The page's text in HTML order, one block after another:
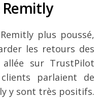
Remitly
plus poussé,
les retours des
sur TrustPilot
parlaient de
y sont très positifs.